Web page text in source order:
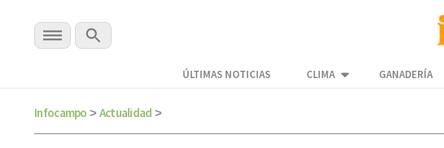
ÚLTIMAS NOTICIAS CLIMA GANADERÍA
Infocampo > Actualidad >